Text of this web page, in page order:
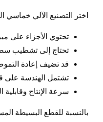
اختر التصنيع الآلي خماسي
تحتوي الأجزاء على
تحتاج إلى تشطيب
قد تضيف إعادة
تشتمل الهندسة على
سرعة الإنتاج وقابلية
بالنسبة للقطع البسيطة